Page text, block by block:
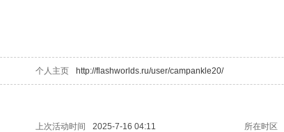
个人主页 http://flashworlds.ru/user/campankle20/
上次活动时间 2025-7-16 04:11 所在时区